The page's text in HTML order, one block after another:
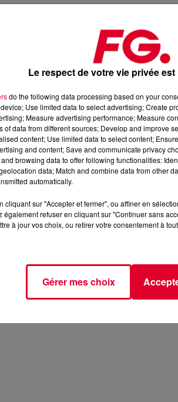
2026
FG (IOShttps://urlz.fr/hhZx-
programmation house, deep, et
Le respect de votre vie privée
do the following data processing based on your
Use limited data to select advertising; Create
Measure advertising performance; Measure
of data from different sources; Develop and improve
content; Use limited data to select content;
and content; Save and communicate privacy
browsing data to offer following functionalities:
data; Match and combine data from other
automatically.
cliquant sur "Accepter et fermer", ou affiner en
également refuser en cliquant sur "Continuer sans
à jour vos choix, ou retirer votre consentement à
Gérer mes choix